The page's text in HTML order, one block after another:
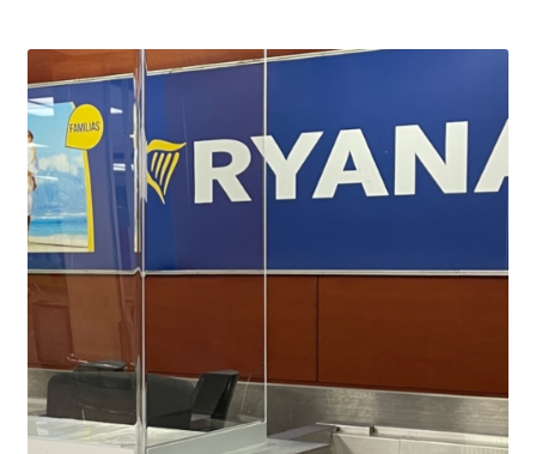
RYANAIR ИЗ РИГИ
Ryanair из Стокгольма
RYANAIR ИЗ ТАЛЛИНА
Ryanair из Тампере
RYANAIR ИЗ ЧЕХИИ | ПРАГА, ОСТРАВА, ПАРДУБИЦЕ,
БРНО
Ryanair изменение имени